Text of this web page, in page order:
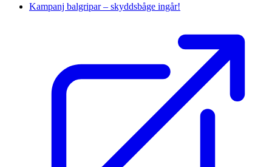
Kampanj balgripar – skyddsbåge ingår!